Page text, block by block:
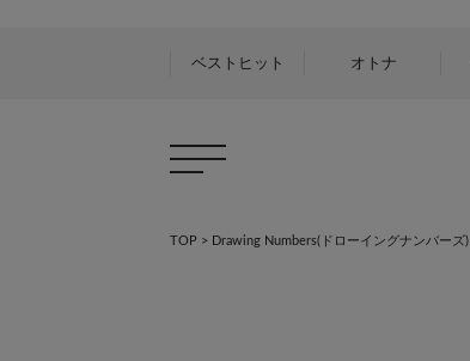
ベストヒット オトナ
TOP > Drawing Numbers(ドローイングナンバーズ)